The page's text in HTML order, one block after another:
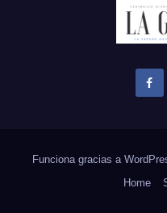
Funciona gracias a
Home